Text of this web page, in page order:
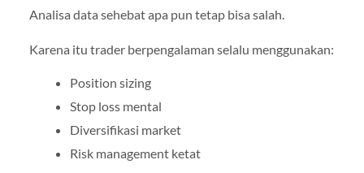
Analisa data sehebat apa pun tetap bisa salah.
Karena itu trader berpengalaman selalu menggunakan:
Position sizing
Stop loss mental
Diversifikasi market
Risk management ketat